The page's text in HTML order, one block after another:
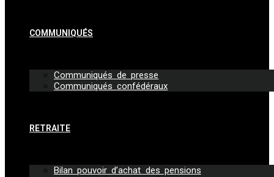
COMMUNIQUÉS
Communiqués de presse
Communiqués confédéraux
RETRAITE
Bilan pouvoir d’achat des pensions